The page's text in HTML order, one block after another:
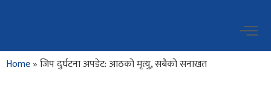
Home»जिप दुर्घटना अपडेट: आठको मृत्यु, सबैको सनाखत